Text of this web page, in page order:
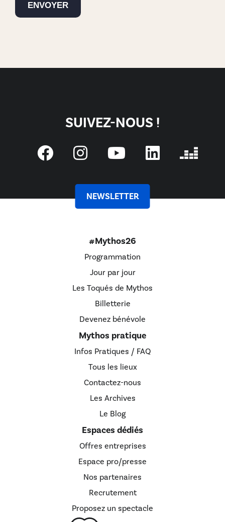
ENVOYER
SUIVEZ-NOUS !
NEWSLETTER
#Mythos26
Programmation
Jour par jour
Les Toqués de Mythos
Billetterie
Devenez bénévole
Mythos pratique
Infos Pratiques / FAQ
Tous les lieux
Contactez-nous
Les Archives
Le Blog
Espaces dédiés
Offres entreprises
Espace pro/presse
Nos partenaires
Recrutement
Proposez un spectacle